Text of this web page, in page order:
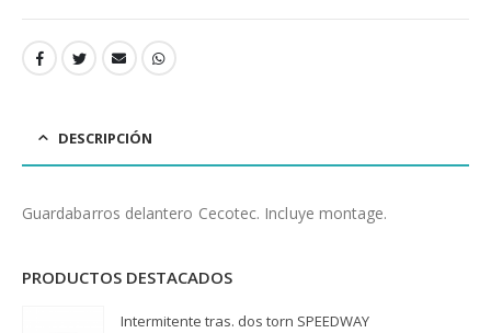
DESCRIPCIÓN
Guardabarros delantero Cecotec. Incluye montage.
PRODUCTOS DESTACADOS
Intermitente tras. dos torn SPEEDWAY